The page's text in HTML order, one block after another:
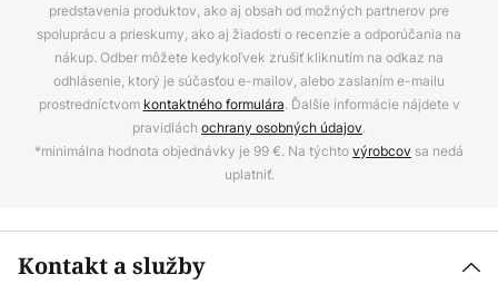
predstavenia produktov, ako aj obsah od možných partnerov pre
spoluprácu a prieskumy, ako aj žiadosti o recenzie a odporúčania na
nákup. Odber môžete kedykoľvek zrušiť kliknutím na odkaz na
odhlásenie, ktorý je súčasťou e-mailov, alebo zaslaním e-mailu
prostredníctvom kontaktného formulára. Ďalšie informácie nájdete v
pravidlách ochrany osobných údajov.
*minimálna hodnota objednávky je 99 €. Na týchtovýrobcov sa nedá
uplatniť.
Kontakt a služby